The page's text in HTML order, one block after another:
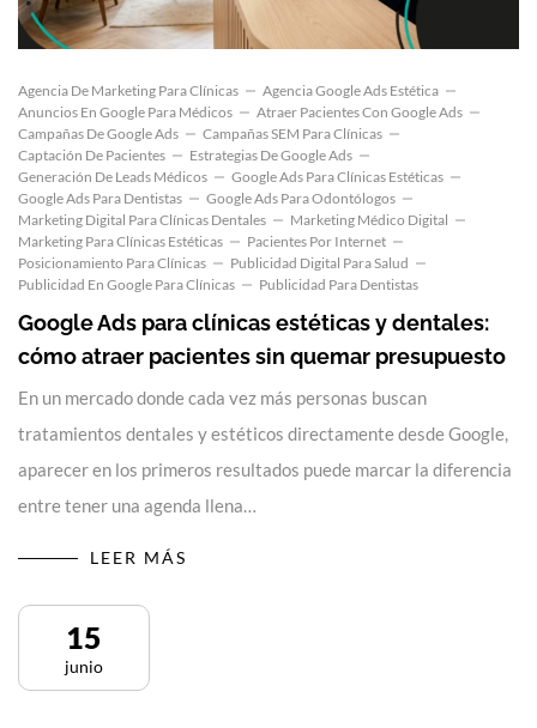
Agencia De Marketing Para Clínicas
Agencia Google Ads Estética
Anuncios En Google Para Médicos
Atraer Pacientes Con Google Ads
Campañas De Google Ads
Campañas SEM Para Clínicas
Captación De Pacientes
Estrategias De Google Ads
Generación De Leads Médicos
Google Ads Para Clínicas Estéticas
Google Ads Para Dentistas
Google Ads Para Odontólogos
Marketing Digital Para Clínicas Dentales
Marketing Médico Digital
Marketing Para Clínicas Estéticas
Pacientes Por Internet
Posicionamiento Para Clínicas
Publicidad Digital Para Salud
Publicidad En Google Para Clínicas
Publicidad Para Dentistas
Google Ads para clínicas estéticas y dentales:
cómo atraer pacientes sin quemar presupuesto
En un mercado donde cada vez más personas buscan
tratamientos dentales y estéticos directamente desde Google,
aparecer en los primeros resultados puede marcar la diferencia
entre tener una agenda llena…
LEER MÁS
15
junio